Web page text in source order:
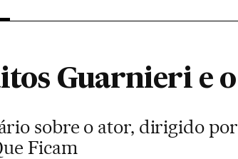
Guarnieri e
sobre o ator, dirigido
Ficam